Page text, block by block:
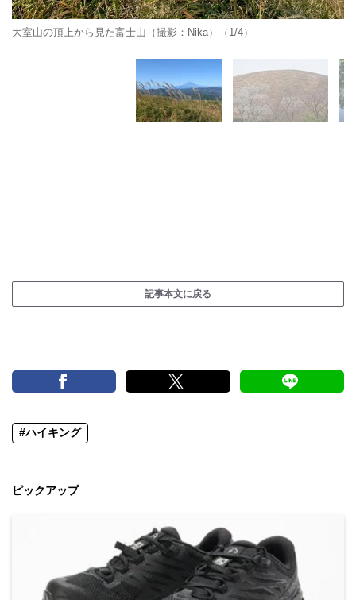
大室山の頂上から見た富士山（撮影：Nika）（1/4）
記事本文に戻る
#ハイキング
ピックアップ